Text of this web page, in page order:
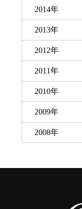
2014年
2013年
2012年
2011年
2010年
2009年
2008年